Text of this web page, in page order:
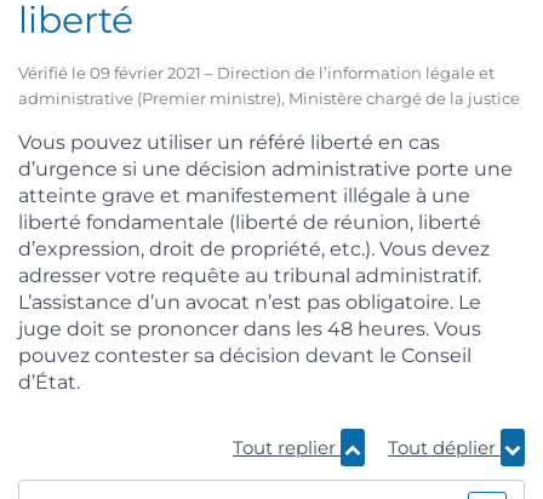
liberté
Vérifié le 09 février 2021 – Direction de l’information légale et
administrative (Premier ministre), Ministère chargé de la justice
Vous pouvez utiliser un référé liberté en cas
d’urgence si une décision administrative porte une
atteinte grave et manifestement illégale à une
liberté fondamentale (liberté de réunion, liberté
d’expression, droit de propriété, etc.). Vous devez
adresser votre requête au tribunal administratif.
L’assistance d’un avocat n’est pas obligatoire. Le
juge doit se prononcer dans les 48 heures. Vous
pouvez contester sa décision devant le Conseil
d’État.
Tout replier Tout déplier